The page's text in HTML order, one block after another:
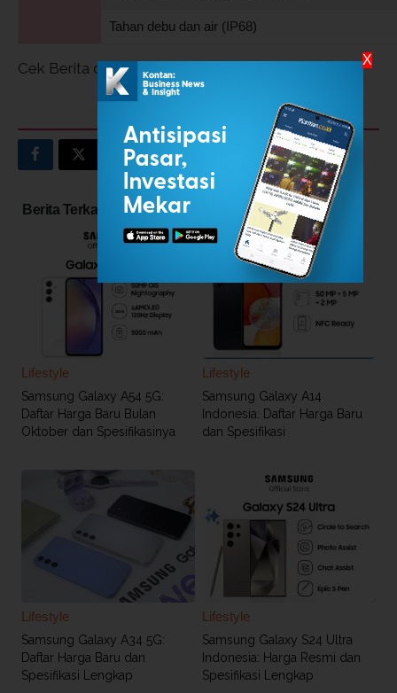
Tahan debu dan air (IP68)
Cek Berita dan Artikel yang lain di
INDEKS BERITA
Berita Terkait
Lifestyle
Samsung Galaxy A54 5G:
Daftar Harga Baru Bulan
Oktober dan Spesifikasinya
Lifestyle
Samsung Galaxy A14
Indonesia: Daftar Harga Baru
dan Spesifikasi
Lifestyle
Samsung Galaxy A34 5G:
Daftar Harga Baru dan
Spesifikasi Lengkap
Lifestyle
Samsung Galaxy S24 Ultra
Indonesia: Harga Resmi dan
Spesifikasi Lengkap
X